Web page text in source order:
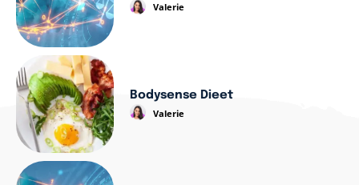
Valerie
Bodysense Dieet
Valerie